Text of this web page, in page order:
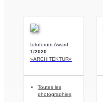
fotoforum-Award
1/2020
»ARCHITEKTUR«
Toutes les
photographies